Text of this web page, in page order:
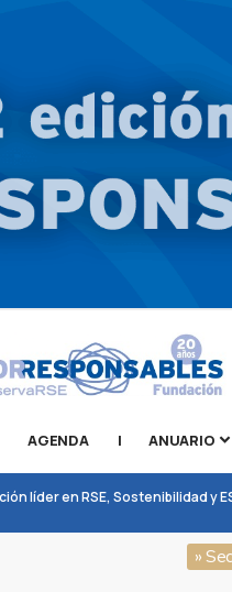
AGENDA | ANUARIO
líder en RSE, Sostenibilidad y
»